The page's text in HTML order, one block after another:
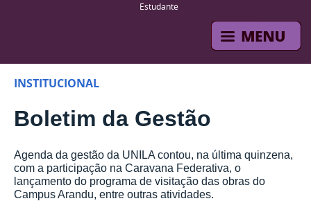
Estudante
INSTITUCIONAL
Boletim da Gestão
Agenda da gestão da UNILA contou, na última quinzena,
com a participação na Caravana Federativa, o
lançamento do programa de visitação das obras do
Campus Arandu, entre outras atividades.